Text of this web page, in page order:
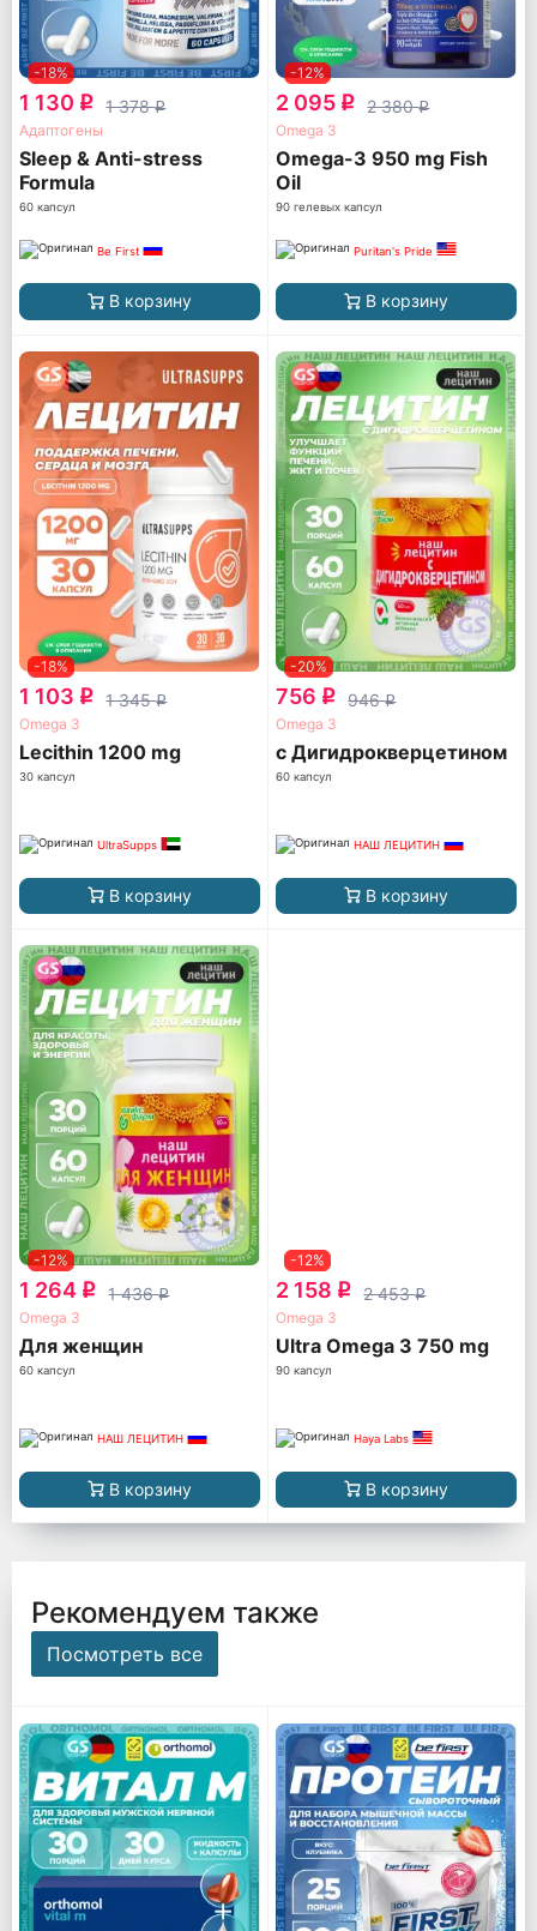
-18%
1 130 q 1 378q
Адаптогены
Sleep & Anti-stress
Formula
60 капсул
Be First
В корзину
-12%
2 095 q 2 380q
Omega 3
Omega-3 950 mg Fish
Oil
90 гелевых капсул
Puritan's Pride
В корзину
-18%
1 103 q 1 345q
Omega 3
Lecithin 1200 mg
30 капсул
UltraSupps
В корзину
-20%
756 q 946q
Omega 3
с Дигидрокверцетином
60 капсул
НАШ ЛЕЦИТИН
В корзину
-12%
1 264 q 1 436q
Omega 3
Для женщин
60 капсул
НАШ ЛЕЦИТИН
В корзину
-12%
2 158 q 2 453q
Omega 3
Ultra Omega 3 750 mg
90 капсул
Haya Labs
В корзину
Рекомендуем также
Посмотреть все